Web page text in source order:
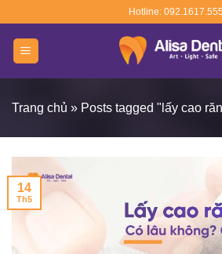
content
Hotline: 092.1617.555
Trang chủ » Posts tagged "lấy cao
14
Th5